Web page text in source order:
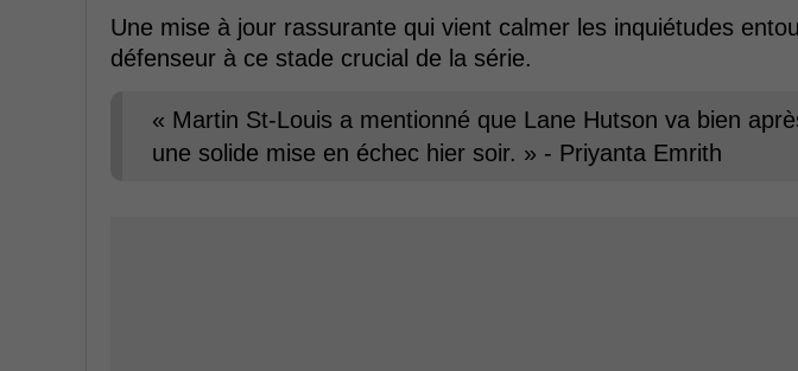
Une mise à jour rassurante qui vient calmer les inquiétudes
défenseur à ce stade crucial de la série.
« Martin St-Louis a mentionné que Lane Hutson va bien
une solide mise en échec hier soir. » - Priyanta Emrith